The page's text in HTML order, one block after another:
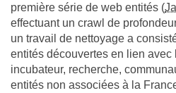
première série de web entités (
effectuant un crawl de
un travail de nettoyage a
entités découvertes en lien avec
incubateur, recherche,
entités non associées à la